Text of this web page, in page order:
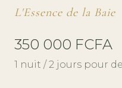
L'Essence de la Baie
350 000 FCFA
1 nuit / 2 jours pour